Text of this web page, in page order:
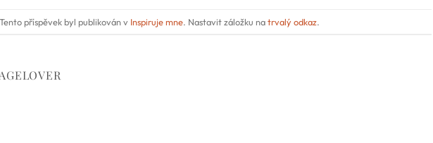
Tento příspěvek byl publikován v Inspiruje mne. Nastavit záložku natrvalý odkaz.